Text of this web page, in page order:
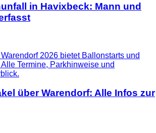
in Havixbeck: Mann und
über Warendorf: Alle Infos zur